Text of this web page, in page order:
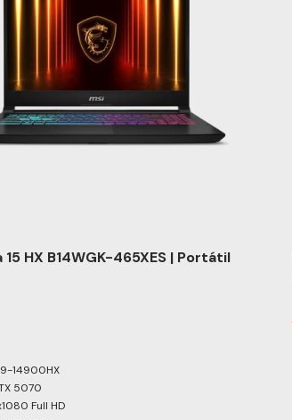
15 HX B14WGK-465XES | Portátil
14900HX
5070
Full HD